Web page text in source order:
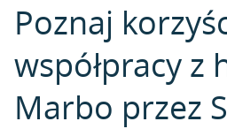
Poznaj
współpracy z
Marbo przez